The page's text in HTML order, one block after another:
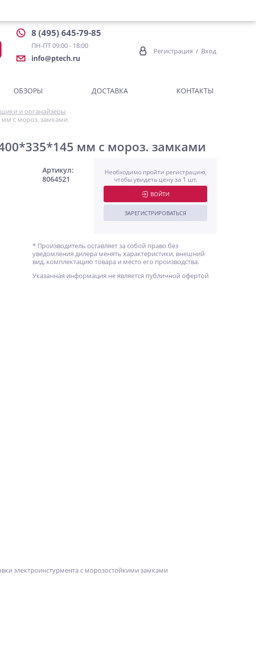
8 (495) 645-79-85
ПН-ПТ 09:00 - 18:00
info@ptech.ru
Регистрация / Вход
ОБЗОРЫ ДОСТАВКА КОНТАКТЫ
и органайзеры
мм с мороз. замками
мм с мороз. замками
Артикул:
8064521
Необходимо пройти регистрацию,
чтобы увидеть цену за 1 шт.
ВОЙТИ
ЗАРЕГИСТРИРОВАТЬСЯ
* Производитель оставляет за собой право без
уведомления дилера менять характеристики, внешний
вид, комплектацию товара и место его производства.
Указанная информация не является публичной офертой
электроинстурмента с морозостойкими замками